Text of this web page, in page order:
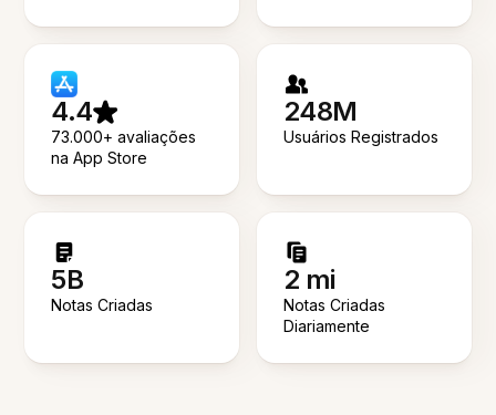
4.4
73.000+ avaliações
na App Store
248M
Usuários Registrados
5B
Notas Criadas
2 mi
Notas Criadas
Diariamente